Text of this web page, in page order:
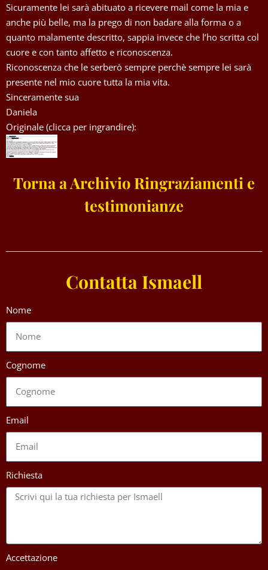
Sicuramente lei sarà abituato a ricevere mail come la mia e
anche più belle, ma la prego di non badare alla forma o a
quanto malamente descritto, sappia invece che l’ho scritta col
cuore e con tanto affetto e riconoscenza.
Riconoscenza che le serberò sempre perchè sempre lei sarà
presente nel mio cuore tutta la mia vita.
Sinceramente sua
Daniela
Originale (clicca per ingrandire):
Torna a Archivio Ringraziamenti e
testimonianze
Contatta Ismaell
Nome
Cognome
Email
Richiesta
Accettazione